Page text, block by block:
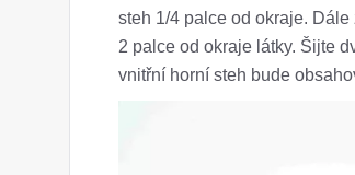
steh 1/4 palce od okraje.
2 palce od okraje látky. Šijte
vnitřní horní steh bude